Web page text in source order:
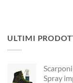
ULTIMI
Spray